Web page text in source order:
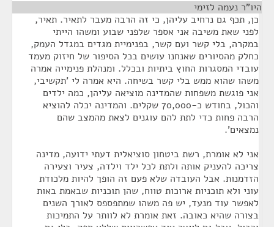
היו"ר נעמה לזימי
כן, תכף גם נרחיב עליהן, כי זה הרבה מעבר לתאיר. תאיר,
לפני שאת משיבה אני אספר שלפני שבוע ומשהו הייתי
במקרה, בלי קשר ועם קשר, בפנימיית מגדים במגדל העמק,
כחלק מהסיורים שאנחנו עושים בכל הסיפור של חיזוק מעמד
עובדי המסגרות החוץ ביתיות ובכלל. ומנהלת פנימייה אמרה
משהו שהוא ממש בלי קשר בשיחה. היא אמרה לי 'תקשיבי,
אני פוגשת משפחות שהמדינה מוציאה עליהן, כמה ילדים
והכול, בחודש כ-70,000 שקלים. והמדינה יכלה להוציא
הרבה פחות כדי לתת להם עוגנים לצאת מהמצב שהם
נמצאים'.
אני לא אומרת, רשת ביטחון סוציאלית דעתי ידועה, מדינה
צריכה להעניק אותה ולתת לכל ילד וילדה, צעיר וצעירה
הזדמנות. אבל העובדה שלא פעם זה הופך להיות מלכודת
עוני ולא תוכניות ארוכות טווח, שהן תוכניות שבאמת באות
לאפשר עוד מנעד, יש פה משהו שמתפספס לאורך השנים
בצורה שהיא כאובה. זאת אומרת לא לוותר על התמיכות